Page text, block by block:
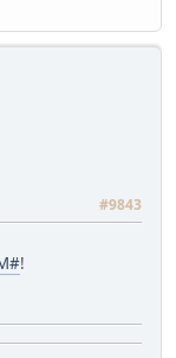
#9843
!